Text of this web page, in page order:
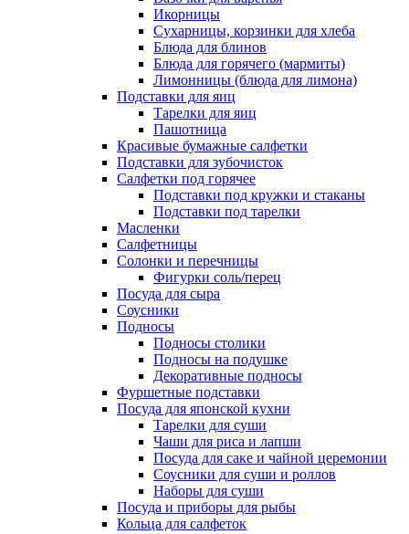
Икорницы
Сухарницы, корзинки для хлеба
Блюда для блинов
Блюда для горячего (мармиты)
Лимонницы (блюда для лимона)
Подставки для яиц
Тарелки для яиц
Пашотница
Красивые бумажные салфетки
Подставки для зубочисток
Салфетки под горячее
Подставки под кружки и стаканы
Подставки под тарелки
Масленки
Салфетницы
Солонки и перечницы
Фигурки соль/перец
Посуда для сыра
Соусники
Подносы
Подносы столики
Подносы на подушке
Декоративные подносы
Фуршетные подставки
Посуда для японской кухни
Тарелки для суши
Чаши для риса и лапши
Посуда для саке и чайной церемонии
Соусники для суши и роллов
Наборы для суши
Посуда и приборы для рыбы
Кольца для салфеток